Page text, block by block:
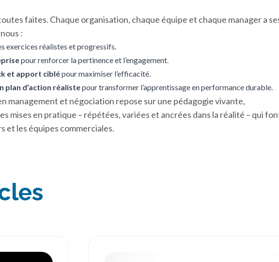
faites. Chaque organisation, chaque équipe et chaque manager a
:
exercices réalistes et progressifs.
pour renforcer la pertinence et l’engagement.
et apport ciblépour maximiser l’efficacité.
plan d’action réalistepour transformer l’apprentissage en performance durable.
management et négociation repose sur une pédagogie vivante,
mises en pratique – répétées, variées et ancrées dans la réalité – qui
et les équipes commerciales.